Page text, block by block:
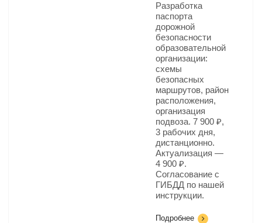
Разработка
паспорта
дорожной
безопасности
образовательной
организации:
схемы
безопасных
маршрутов, район
расположения,
организация
подвоза. 7 900 ₽,
3 рабочих дня,
дистанционно.
Актуализация —
4 900 ₽.
Согласование с
ГИБДД по нашей
инструкции.
Подробнее